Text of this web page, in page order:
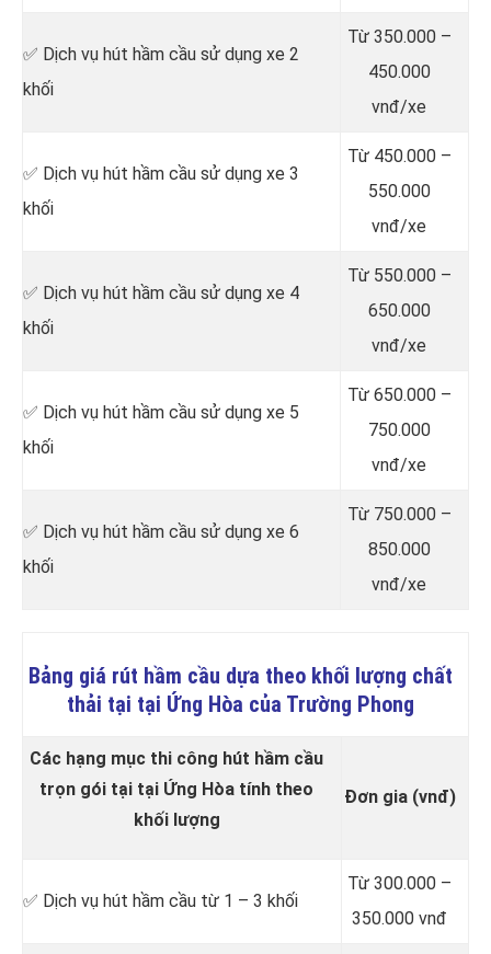
✅ Dịch vụ hút hầm cầu sử dụng xe 2
khối
Từ 350.000 –
450.000
vnđ/xe
✅ Dịch vụ hút hầm cầu sử dụng xe 3
khối
Từ 450.000 –
550.000
vnđ/xe
✅ Dịch vụ hút hầm cầu sử dụng xe 4
khối
Từ 550.000 –
650.000
vnđ/xe
✅ Dịch vụ hút hầm cầu sử dụng xe 5
khối
Từ 650.000 –
750.000
vnđ/xe
✅ Dịch vụ hút hầm cầu sử dụng xe 6
khối
Từ 750.000 –
850.000
vnđ/xe
Bảng giá rút hầm cầu dựa theo khối lượng chất
thải tại tại Ứng Hòa của Trường Phong
Các hạng mục thi công hút hầm cầu
trọn gói tại tại Ứng Hòa tính theo
khối lượng
Đơn gia (vnđ)
✅ Dịch vụ hút hầm cầu từ 1 – 3 khối
Từ 300.000 –
350.000 vnđ